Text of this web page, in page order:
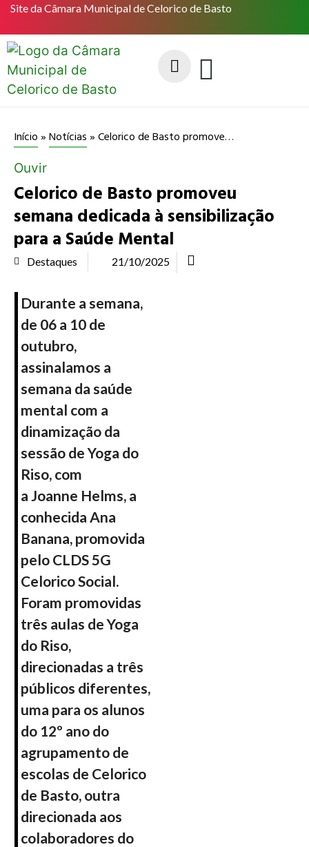
Site da Câmara Municipal de Celorico de Basto
Início»Notícias» Celorico de Basto promoveu semana dedicada à sensibilização para a Saúde Mental
Ouvir
Celorico de Basto promoveu
semana dedicada à sensibilização
para a Saúde Mental
Destaques 21/10/2025
Durante a semana,
de 06 a 10 de
outubro,
assinalamos a
semana da saúde
mental com a
dinamização da
sessão deYoga do
Riso, com
a Joanne Helms, a
conhecida Ana
Banana, promovida
pelo CLDS 5G
Celorico Social.
Foram promovidas
três aulas de Yoga
do Riso,
direcionadas a três
públicos diferentes,
uma para os alunos
do 12º ano do
agrupamento de
escolas de Celorico
de Basto, outra
direcionada aos
colaboradores do